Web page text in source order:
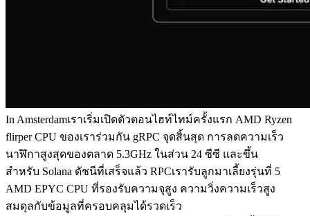
In Amsterdamเราเริ่มเปิดตัวตอนไฮท์ไทม์ครั้งแรก AMD Ryzen
flirper CPU ของเราร่วมกัน gRPC จุดสิ้นสุด การลดความเร็ว
นาฬิกาสูงสุดของตลาด 5.3GHz ในส่วน 24 ซีซี และขึ้น
สําหรับ Solana ดัชนีที่เสร็จแล้ว RPCเรารับลูกมาเลี้ยงรุ่นที่ 5
AMD EPYC CPU ที่รองรับความจุสูง ความวิ่งความเร็วสูง
สมดุลกับข้อมูลที่ครอบคลุมได้รวดเร็ว